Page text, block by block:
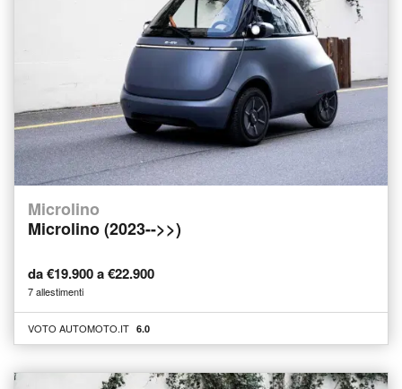
Microlino
Microlino (2023-->>)
da €19.900 a €22.900
7 allestimenti
VOTO AUTOMOTO.IT 6.0